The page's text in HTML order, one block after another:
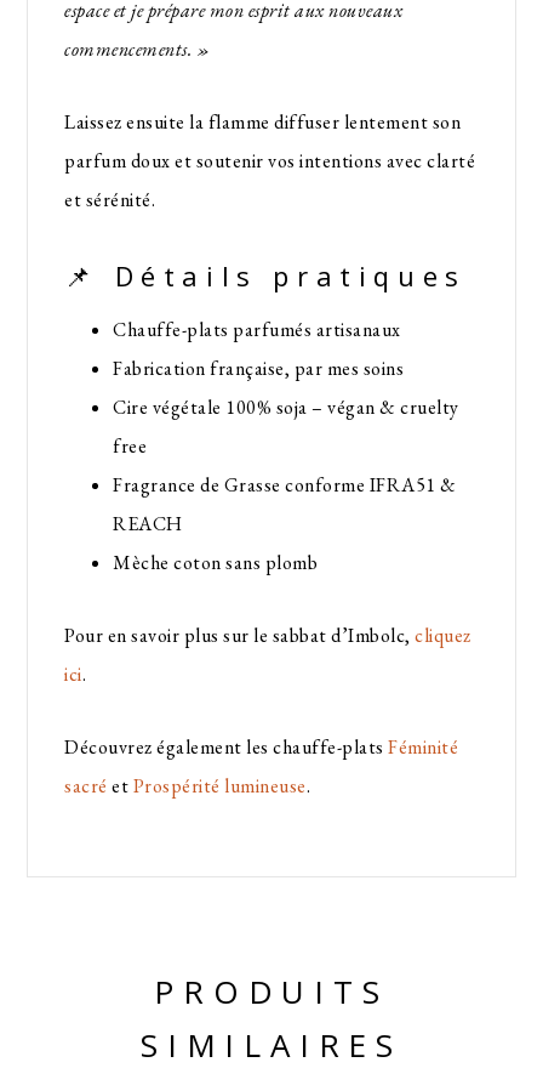
espace et je prépare mon esprit aux nouveaux
commencements. »
Laissez ensuite la flamme diffuser lentement son
parfum doux et soutenir vos intentions avec clarté
et sérénité.
📌 Détails pratiques
Chauffe-plats parfumés artisanaux
Fabrication française, par mes soins
Cire végétale 100% soja – végan & cruelty
free
Fragrance de Grasse conforme IFRA51 &
REACH
Mèche coton sans plomb
Pour en savoir plus sur le sabbat d’Imbolc,cliquez
ici.
Découvrez également les chauffe-platsFéminité
sacré etProspérité lumineuse.
PRODUITS
SIMILAIRES